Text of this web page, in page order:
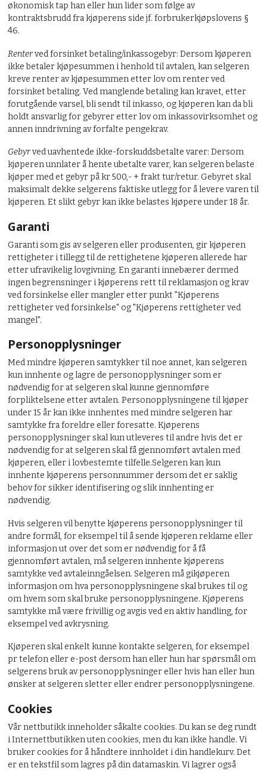
økonomisk tap han eller hun lider som følge av
kontraktsbrudd fra kjøperens side jf. forbrukerkjøpslovens §
46.
Renterved forsinket betaling/inkassogebyr: Dersom kjøperen
ikke betaler kjøpesummen i henhold til avtalen, kan selgeren
kreve renter av kjøpesummen etter lov om renter ved
forsinket betaling. Ved manglende betaling kan kravet, etter
forutgående varsel, bli sendt til inkasso, og kjøperen kan da bli
holdt ansvarlig for gebyrer etter lov om inkassovirksomhet og
annen inndrivning av forfalte pengekrav.
Gebyrved uavhentede ikke-forskuddsbetalte varer: Dersom
kjøperen unnlater å hente ubetalte varer, kan selgeren belaste
kjøper med et gebyr på kr 500,- + frakt tur/retur. Gebyret skal
maksimalt dekke selgerens faktiske utlegg for å levere varen til
kjøperen. Et slikt gebyr kan ikke belastes kjøpere under 18 år.
Garanti
Garanti som gis av selgeren eller produsenten, gir kjøperen
rettigheter i tillegg til de rettighetene kjøperen allerede har
etter ufravikelig lovgivning. En garanti innebærer dermed
ingen begrensninger i kjøperens rett til reklamasjon og krav
ved forsinkelse eller mangler etter punkt "Kjøperens
rettigheter ved forsinkelse" og "Kjøperens rettigheter ved
mangel".
Personopplysninger
Med mindre kjøperen samtykker til noe annet, kan selgeren
kun innhente og lagre de personopplysninger som er
nødvendig for at selgeren skal kunne gjennomføre
forpliktelsene etter avtalen. Personopplysningene til kjøper
under 15 år kan ikke innhentes med mindre selgeren har
samtykke fra foreldre eller foresatte. Kjøperens
personopplysninger skal kun utleveres til andre hvis det er
nødvendig for at selgeren skal få gjennomført avtalen med
kjøperen, eller i lovbestemte tilfelle.Selgeren kan kun
innhente kjøperens personnummer dersom det er saklig
behov for sikker identifisering og slik innhenting er
nødvendig.
Hvis selgeren vil benytte kjøperens personopplysninger til
andre formål, for eksempel til å sende kjøperen reklame eller
informasjon ut over det som er nødvendig for å få
gjennomført avtalen, må selgeren innhente kjøperens
samtykke ved avtaleinngåelsen. Selgeren må gikjøperen
informasjon om hva personopplysningene skal brukes til og
om hvem som skal bruke personopplysningene. Kjøperens
samtykke må være frivillig og avgis ved en aktiv handling, for
eksempel ved avkrysning.
Kjøperen skal enkelt kunne kontakte selgeren, for eksempel
pr telefon eller e-post dersom han eller hun har spørsmål om
selgerens bruk av personopplysninger eller hvis han eller hun
ønsker at selgeren sletter eller endrer personopplysningene.
Cookies
Vår nettbutikk inneholder såkalte cookies. Du kan se deg rundt
i Internettbutikken uten cookies, men du kan ikke handle. Vi
bruker cookies for å håndtere innholdet i din handlekurv. Det
er en tekstfil som lagres på din datamaskin. Vi lagrer også